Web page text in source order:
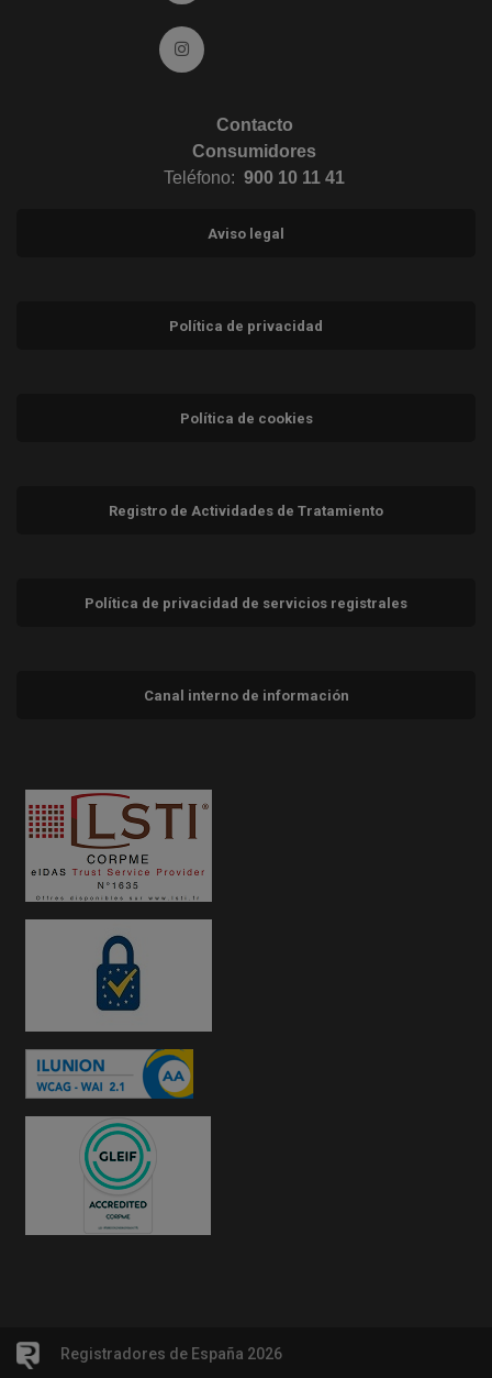
Ir a Instagram (abre en ventana nueva)
Contacto
Consumidores
Teléfono: 900 10 11 41
Aviso legal
Política de privacidad
Política de cookies
Registro de Actividades de Tratamiento
Política de privacidad de servicios registrales
Canal interno de información
Registradores de España 2026